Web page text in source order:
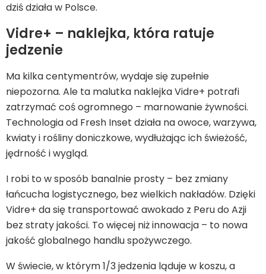
dziś działa w Polsce.
Vidre+ – naklejka, która ratuje
jedzenie
Ma kilka centymentrów, wydaje się zupełnie
niepozorna. Ale ta malutka naklejka Vidre+ potrafi
zatrzymać coś ogromnego – marnowanie żywności.
Technologia od Fresh Inset działa na owoce, warzywa,
kwiaty i rośliny doniczkowe, wydłużając ich świeżość,
jędrność i wygląd.
I robi to w sposób banalnie prosty – bez zmiany
łańcucha logistycznego, bez wielkich nakładów. Dzięki
Vidre+ da się transportować awokado z Peru do Azji
bez straty jakości. To więcej niż innowacja – to nowa
jakość globalnego handlu spożywczego.
W świecie, w którym 1/3 jedzenia ląduje w koszu, a